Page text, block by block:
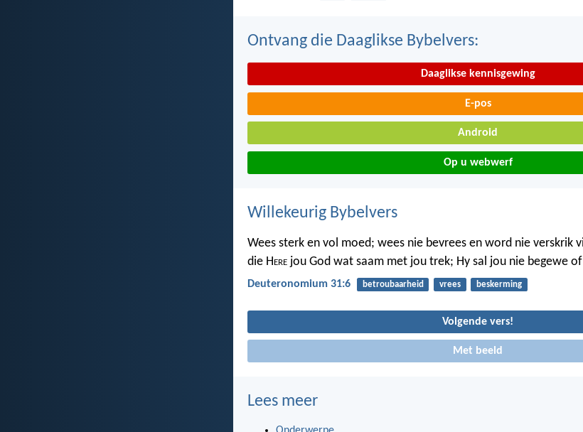
Ontvang die Daaglikse Bybelvers:
Daaglikse kennisgewing
E-pos
Android
Op u webwerf
Willekeurig Bybelvers
Wees sterk en vol moed; wees nie bevrees en word nie verskrik
die Here jou God wat saam met jou trek; Hy sal jou nie begewe
Deuteronomium 31:6 betroubaarheid vrees beskerming
Volgende vers!
Met beeld
Lees meer